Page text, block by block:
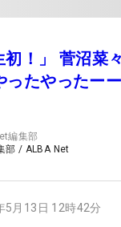
初！」 菅沼菜
ったやったー
編集部
部 / ALBA Net
5月13日 12時42分